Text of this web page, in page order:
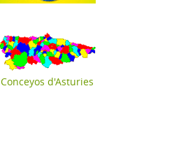
Conceyos d'Asturies